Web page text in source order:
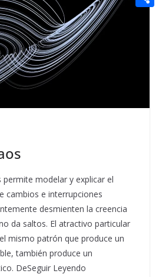
modelar y explicar el
cambios e interrupciones
desmienten la creencia
da saltos. El atractivo particular
mismo patrón que produce un
también produce un
DeSeguir Leyendo
n
a
r